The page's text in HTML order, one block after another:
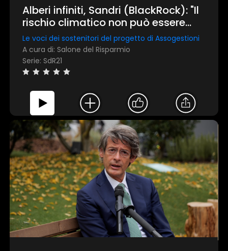
Alberi infiniti, Sandri (BlackRock): "Il
rischio climatico non può essere
ignorato"
Le voci dei sostenitori del progetto di Assogestioni
A cura di: Salone del Risparmio
Serie: SdR21